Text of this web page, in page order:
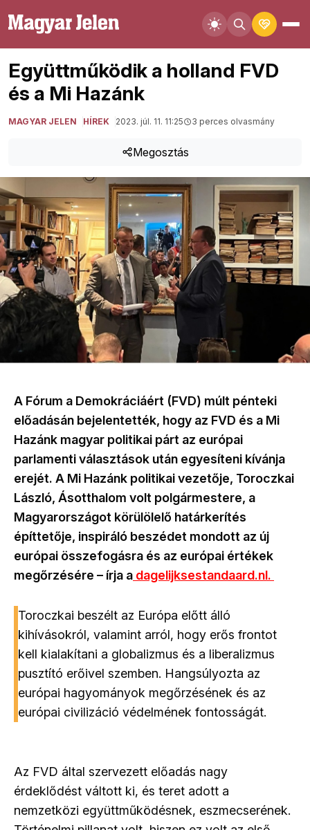
Együttműködik a holland FVD
és a Mi Hazánk
MAGYAR JELEN HÍREK 2023. júl. 11. 11:25 3 perces olvasmány
Megosztás
A Fórum a Demokráciáért (FVD) múlt pénteki
előadásán bejelentették, hogy az FVD és a Mi
Hazánk magyar politikai párt az európai
parlamenti választások után egyesíteni kívánja
erejét. A Mi Hazánk politikai vezetője, Toroczkai
László, Ásotthalom volt polgármestere, a
Magyarországot körülölelő határkerítés
építtetője, inspiráló beszédet mondott az új
európai összefogásra és az európai értékek
megőrzésére – írja a dagelijksestandaard.nl.
Toroczkai beszélt az Európa előtt álló
kihívásokról, valamint arról, hogy erős frontot
kell kialakítani a globalizmus és a liberalizmus
pusztító erőivel szemben. Hangsúlyozta az
európai hagyományok megőrzésének és az
európai civilizáció védelmének fontosságát.
Az FVD által szervezett előadás nagy
érdeklődést váltott ki, és teret adott a
nemzetközi együttműködésnek, eszmecserének.